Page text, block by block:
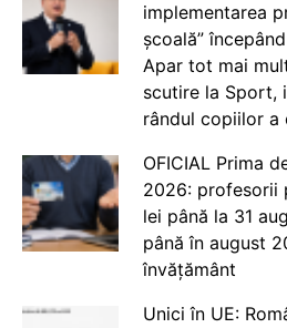
implementarea
școală”
Apar tot mai
scutire la Sport,
rândul copiilor a
OFICIAL Prima
2026: profesorii
lei până la 31
până în august
învățământ
Unici în UE: